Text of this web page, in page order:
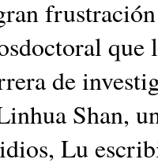
de
Shan,
Lu